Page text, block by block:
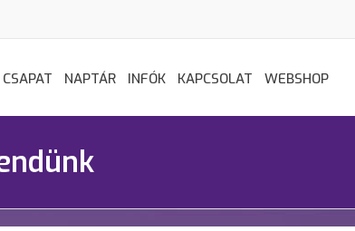
CSAPAT NAPTÁR INFÓK KAPCSOLAT WEBSHOP